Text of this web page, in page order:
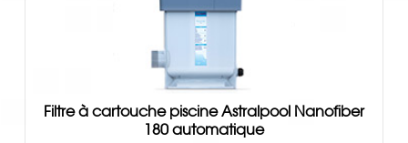
Filtre à cartouche piscine Astralpool Nanofiber
180 automatique